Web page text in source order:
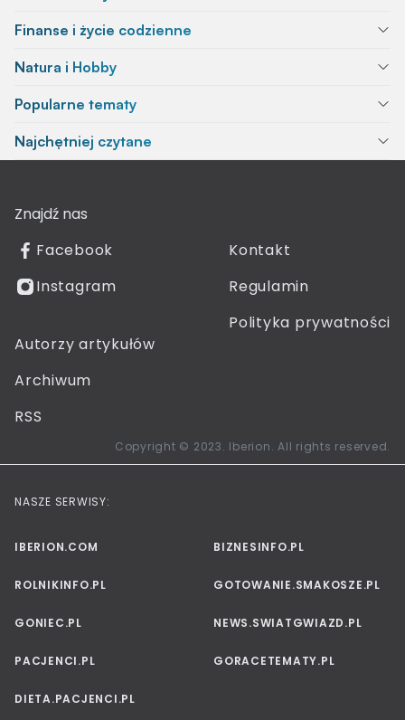
Finanse i życie codzienne
Natura i Hobby
Popularne tematy
Najchętniej czytane
Znajdź nas
Facebook
Instagram
Kontakt
Regulamin
Polityka prywatności
Autorzy artykułów
Archiwum
RSS
Copyright © 2023. Iberion. All rights reserved.
NASZE SERWISY:
IBERION.COM BIZNESINFO.PL
ROLNIKINFO.PL GOTOWANIE.SMAKOSZE.PL
GONIEC.PL NEWS.SWIATGWIAZD.PL
PACJENCI.PL GORACETEMATY.PL
DIETA.PACJENCI.PL